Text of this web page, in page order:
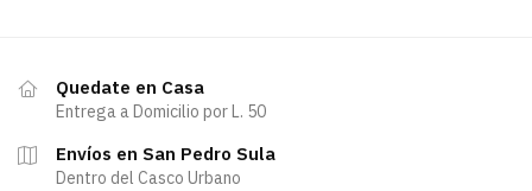
Quedate en Casa
Entrega a Domicilio por L. 50
Envíos en San Pedro Sula
Dentro del Casco Urbano